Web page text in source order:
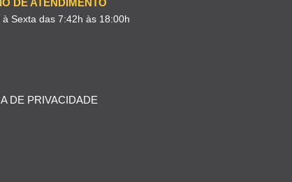
DE ATENDIMENTO
à Sexta das 7:42h às 18:00h
DE PRIVACIDADE